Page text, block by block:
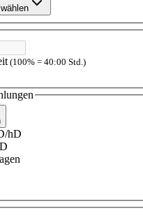
(100% = 40:00 Std.)
hD